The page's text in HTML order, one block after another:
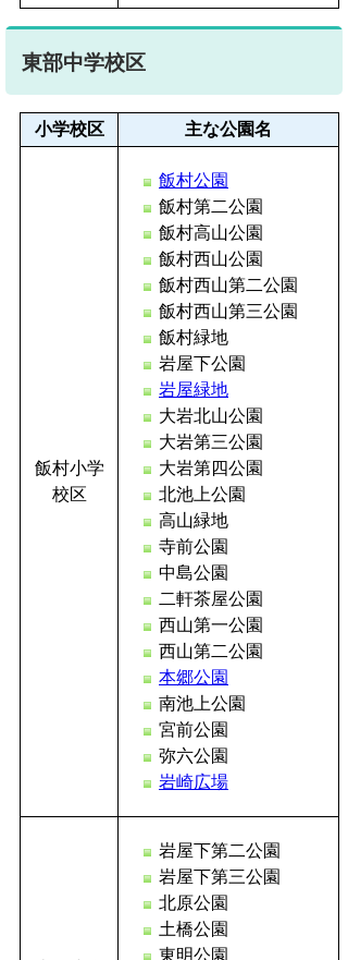
東部中学校区
小学校区 主な公園名
飯村小学
校区
飯村公園
飯村第二公園
飯村高山公園
飯村西山公園
飯村西山第二公園
飯村西山第三公園
飯村緑地
岩屋下公園
岩屋緑地
大岩北山公園
大岩第三公園
大岩第四公園
北池上公園
高山緑地
寺前公園
中島公園
二軒茶屋公園
西山第一公園
西山第二公園
本郷公園
南池上公園
宮前公園
弥六公園
岩崎広場
岩屋下第二公園
岩屋下第三公園
北原公園
土橋公園
東明公園